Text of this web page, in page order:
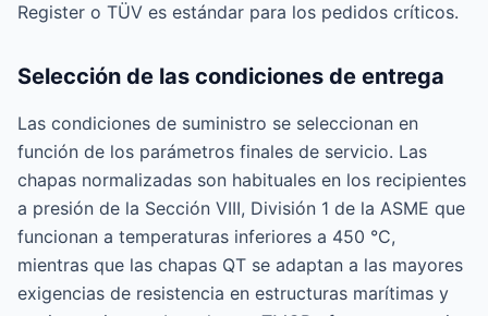
Register o TÜV es estándar para los pedidos críticos.
Selección de las condiciones de entrega
Las condiciones de suministro se seleccionan en
función de los parámetros finales de servicio. Las
chapas normalizadas son habituales en los recipientes
a presión de la Sección VIII, División 1 de la ASME que
funcionan a temperaturas inferiores a 450 °C,
mientras que las chapas QT se adaptan a las mayores
exigencias de resistencia en estructuras marítimas y